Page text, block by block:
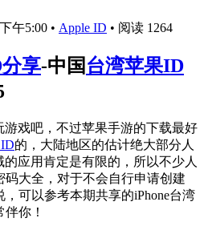
午5:00 • Apple ID • 阅读 1264
享-中国 台湾苹果ID
戏吧，不过苹果手游的下载最好
的，大陆地区的估计绝大部分人
应用肯定是有限的，所以不少人
大全，对于不会自行申请创建
可以参考本期共享的iPhone台湾
你！